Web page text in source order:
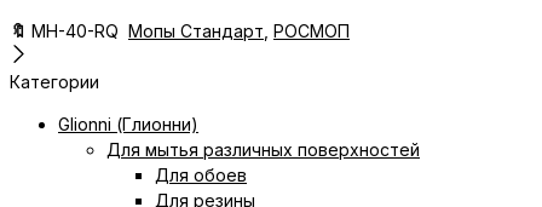
🔖 MH-40-RQ Мопы Стандарт РОСМОП
Категории
Glionni (Глионни)
Для мытья различных поверхностей
Для обоев
Для резины